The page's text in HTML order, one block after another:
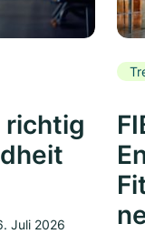
richtig
Juli 2026